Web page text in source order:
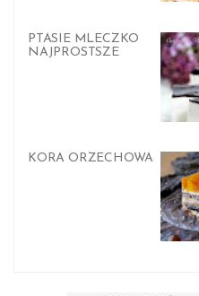
PTASIE MLECZKO
NAJPROSTSZE
KORA ORZECHOWA